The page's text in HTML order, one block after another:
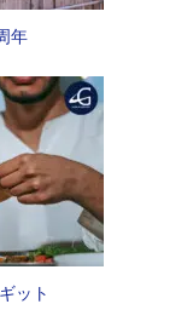
年
ット